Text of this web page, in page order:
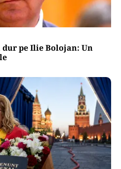
pe Ilie Bolojan: Un